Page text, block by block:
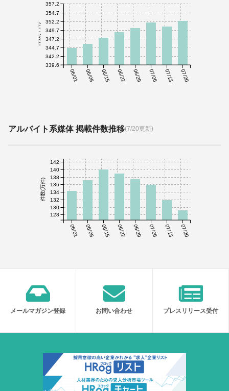
06/01 06/08 06/15 06/22 06/29 07/06 07/13 07/20
件数(千件)
339.6
342.2
344.7
347.2
349.7
352.2
354.7
357.2
アルバイト系媒体 掲載件数推移(7/20更新)
06/01 06/08 06/15 06/22 06/29 07/06 07/13 07/20
件数(万件)
128
130
132
134
136
138
140
142
メールマガジン登録 お問い合わせ プレスリリース受付